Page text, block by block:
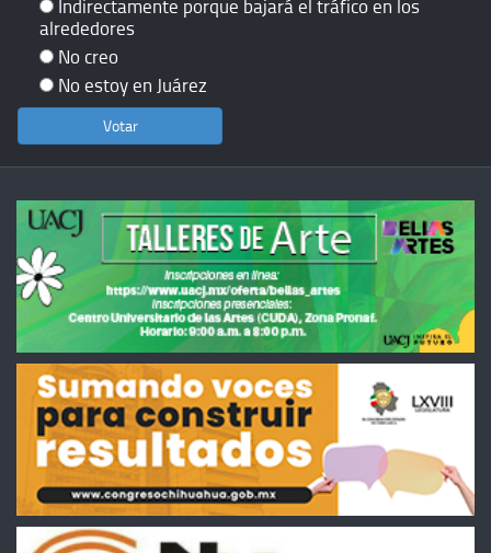
Indirectamente porque bajará el tráfico en los
alrededores
No creo
No estoy en Juárez